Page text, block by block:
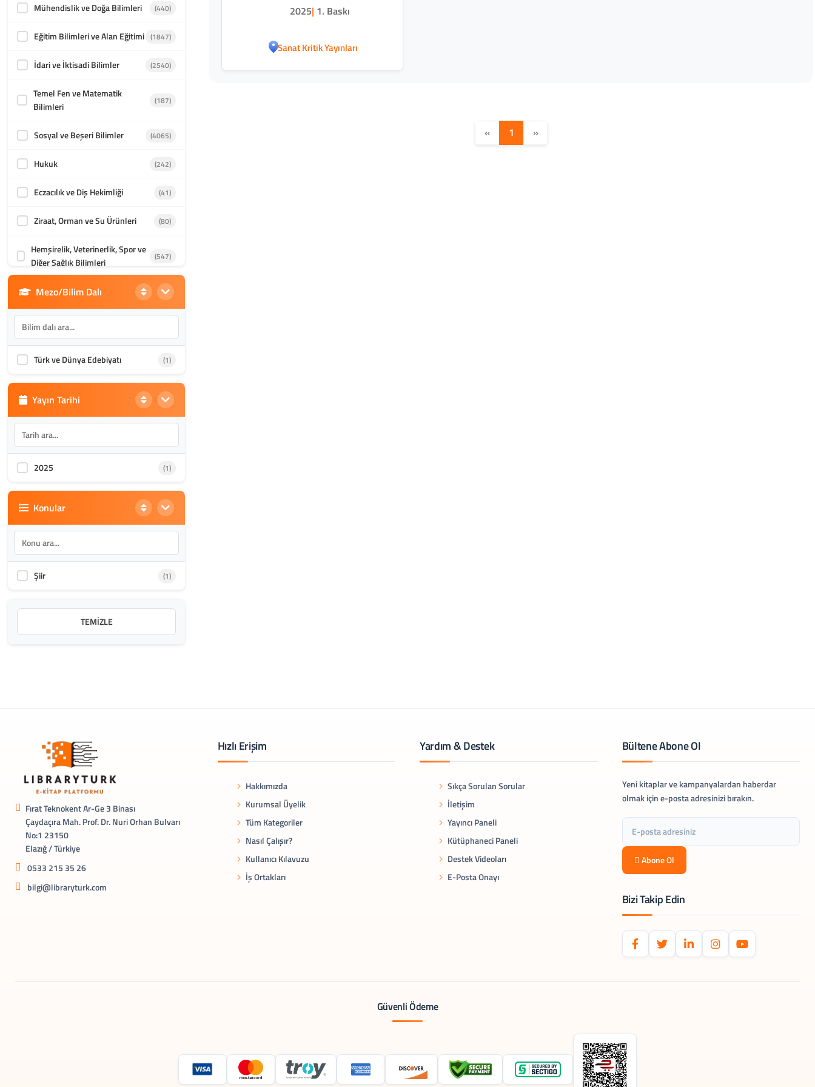
Mühendislik ve Doğa Bilimleri (440)
Eğitim Bilimleri ve Alan Eğitimi (1847)
İdari ve İktisadi Bilimler (2540)
Temel Fen ve Matematik
Bilimleri
(187)
Sosyal ve Beşeri Bilimler (4065)
Hukuk (242)
Eczacılık ve Diş Hekimliği (41)
Ziraat, Orman ve Su Ürünleri (80)
Hemşirelik, Veterinerlik, Spor ve
Diğer Sağlık Bilimleri
(547)
Din Bilimleri (1986)
İletişim, Mimarlık ve Güzel
Sanatlar
Akademik Kültür (1588)
Mezo/Bilim Dalı
Türk ve Dünya Edebiyatı (1)
Yayın Tarihi
2025 (1)
Konular
Şiir (1)
TEMIZLE
2025| 1. Baskı
Sanat Kritik Yayınları
« 1 »
Fırat Teknokent Ar-Ge 3 Binası
Çaydaçıra Mah. Prof. Dr. Nuri Orhan Bulvarı
No:1 23150
Elazığ / Türkiye
0533 215 35 26
bilgi@libraryturk.com
Hızlı Erişim
Hakkımızda
Kurumsal Üyelik
Tüm Kategoriler
Nasıl Çalışır?
Kullanıcı Kılavuzu
İş Ortakları
Yardım & Destek
Sıkça Sorulan Sorular
İletişim
Yayıncı Paneli
Kütüphaneci Paneli
Destek Videoları
E-Posta Onayı
Bültene Abone Ol
Yeni kitaplar ve kampanyalardan haberdar
olmak için e-posta adresinizi bırakın.
Abone Ol
Bizi Takip Edin
Güvenli Ödeme